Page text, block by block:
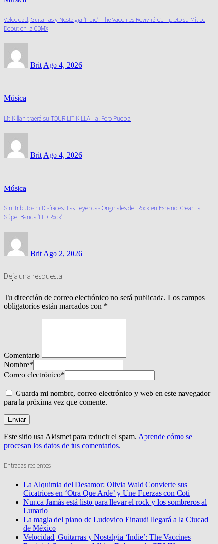
Velocidad, Guitarras y Nostalgia ‘Indie’: The Vaccines Revivirá Completo su Mítico
Debut en la CDMX
Brit Ago 4, 2026
Música
Lit Killah traerá su TOUR LIT KILLAH al Foro Puebla
Brit Ago 4, 2026
Música
Sin Tributos ni Disfraces: Las Leyendas Originales del Rock en Español Crean la
Súper Banda ‘LTD Rock’
Brit Ago 2, 2026
Deja una respuesta
Tu dirección de correo electrónico no será publicada. Los campos
obligatorios están marcados con *
Comentario
Nombre*
Correo electrónico*
Guarda mi nombre, correo electrónico y web en este navegador
para la próxima vez que comente.
Este sitio usa Akismet para reducir el spam. Aprende cómo se
procesan los datos de tus comentarios.
Entradas recientes
La Alquimia del Desamor: Olivia Wald Convierte sus
Cicatrices en ‘Otra Que Arde’ y Une Fuerzas con Coti
Nunca Jamás está listo para llevar el rock y los sombreros al
Lunario
La magia del piano de Ludovico Einaudi llegará a la Ciudad
de México
Velocidad, Guitarras y Nostalgia ‘Indie’: The Vaccines